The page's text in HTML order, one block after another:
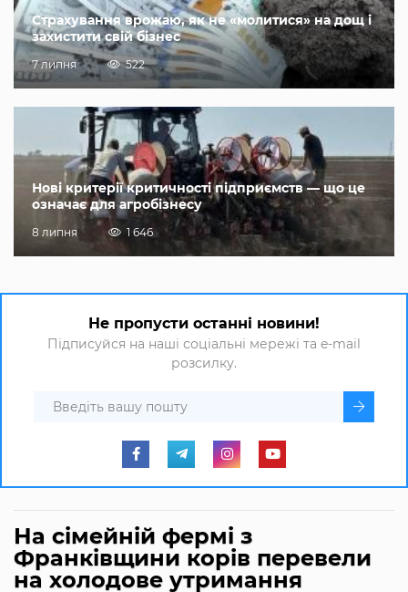
Страхування врожаю, як не «молитися» на дощ і
захистити свій бізнес
7 липня 522
Нові критерії критичності підприємств — що це
означає для агробізнесу
8 липня 1 646
Не пропусти останні новини!
Підписуйся на наші соціальні мережі та e-mail
розсилку.
На сімейній фермі з
Франківщини корів перевели
на холодове утримання